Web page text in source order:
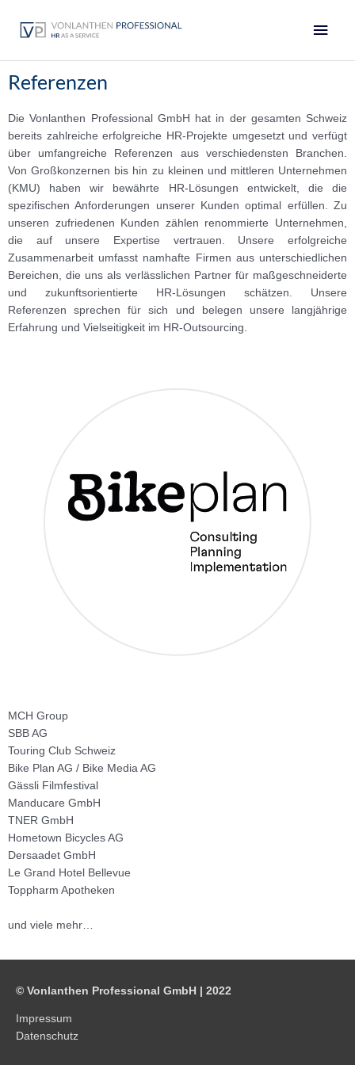
Inhalt
Referenzen
Die Vonlanthen Professional GmbH hat in der gesamten Schweiz
bereits zahlreiche erfolgreiche HR-Projekte umgesetzt und verfügt
über umfangreiche Referenzen aus verschiedensten Branchen.
Von Großkonzernen bis hin zu kleinen und mittleren Unternehmen
(KMU) haben wir bewährte HR-Lösungen entwickelt, die die
spezifischen Anforderungen unserer Kunden optimal erfüllen. Zu
unseren zufriedenen Kunden zählen renommierte Unternehmen,
die auf unsere Expertise vertrauen. Unsere erfolgreiche
Zusammenarbeit umfasst namhafte Firmen aus unterschiedlichen
Bereichen, die uns als verlässlichen Partner für maßgeschneiderte
und zukunftsorientierte HR-Lösungen schätzen. Unsere
Referenzen sprechen für sich und belegen unsere langjährige
Erfahrung und Vielseitigkeit im HR-Outsourcing.
MCH Group
SBB AG
Touring Club Schweiz
Bike Plan AG / Bike Media AG
Gässli Filmfestival
Manducare GmbH
TNER GmbH
Hometown Bicycles AG
Dersaadet GmbH
Le Grand Hotel Bellevue
Toppharm Apotheken
und viele mehr…
© Vonlanthen Professional GmbH | 2022
Impressum
Datenschutz